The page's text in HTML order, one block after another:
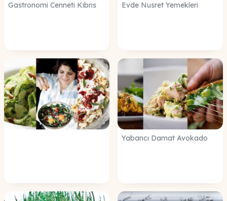
Gastronomi Cenneti Kıbrıs Evde Nusret Yemekleri
Yabancı Damat Avokado